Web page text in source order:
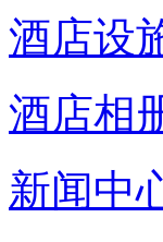
酒店设
酒店相
新闻中